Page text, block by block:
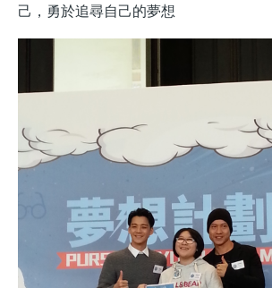
己，勇於追尋自己的夢想